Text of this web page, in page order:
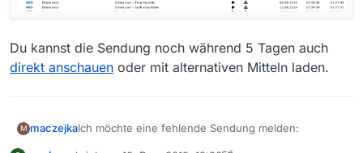
Du kannst die Sendung noch während 5 Tagen auch
direkt anschauen oder mit alternativen Mitteln laden.
M maczejkaIch möchte eine fehlende Sendung melden: